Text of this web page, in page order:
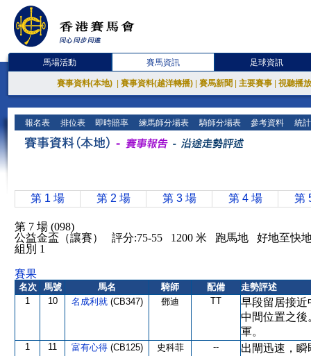
馬場活動 賽馬資訊 足球資訊
賽事資料(本地) 賽事資料(越洋轉播) 賽馬新聞 主要賽事 視聽播
報名表 排位表 即時賠率 練馬師分場表 騎師分場表 參考資料 統
第 1 場 第 2 場 第 3 場 第 4 場 第
第 7 場 (098)
公益金盃（讓賽） 評分:75-55 1200 米 跑馬地 好地至快
組別 1
賽果
名次 馬號 馬名 騎師 配備
走勢評述
1
10 名成利就 (CB347) 鄧迪 TT
早段留居接近
中間位置之後
軍。
1 11 富有心得 (CB125) 史科菲 --
出閘迅速，